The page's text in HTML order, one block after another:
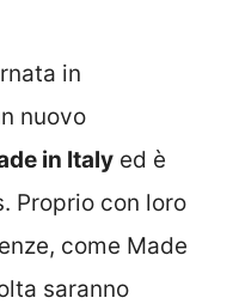
in
nuovo
in Italy ed è
Proprio con loro
come Made
saranno